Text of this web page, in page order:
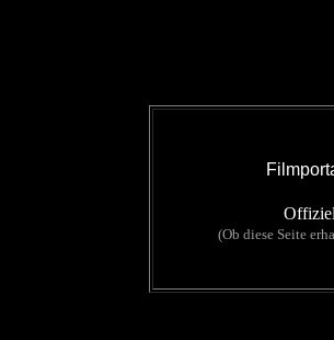
(Ob diese Seite